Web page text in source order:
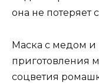
она не потеряет
Маска с медом
приготовления
соцветия